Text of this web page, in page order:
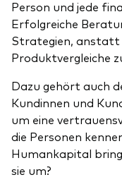
Person und jede
Erfolgreiche
Strategien, anstatt
Produktvergleiche
Dazu gehört auch
Kundinnen und
um eine
die Personen
Humankapital
sie um?